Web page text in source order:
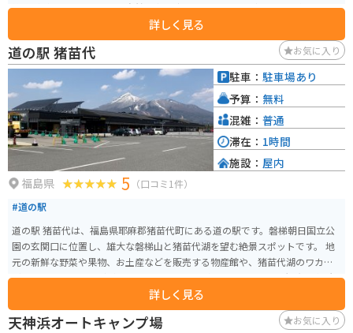
策路がが設けられており、自然の中に溶け込んだ色とりどりの沼を楽しみな
がら歩くことができるように整備されています。散策路の両端にはレストハ
ウスと駐車場が設けられており、食事をとったり、お土産を購入したりする
こともできます。
詳しく見る
道の駅 猪苗代 お気に入り
福島県 5 （口コミ1件）
#道の駅
道の駅 猪苗代は、福島県耶麻郡猪苗代町にある道の駅です。磐梯朝日国立公
園の玄関口に位置し、雄大な磐梯山と猪苗代湖を望む絶景スポットです。 地
元の新鮮な野菜や果物、お土産などを販売する物産館や、猪苗代湖のワカサ
ギや地元産の蕎麦などが味わえるレストランがあります。また、観光案内所
では、周辺の観光情報を入手することができます。 バイクで訪れる場合、駐
車場は広く、休憩スペースもあるので、ツーリングの拠点としても最適で
す。猪苗代湖周辺は、磐梯吾妻スカイラインや磐梯ゴールドラインなど、景観
詳しく見る
駐車： 駐車場あり
予算： 無料
混雑： 普通
滞在： 1時間
施設： 屋内
天神浜オートキャンプ場 お気に入り